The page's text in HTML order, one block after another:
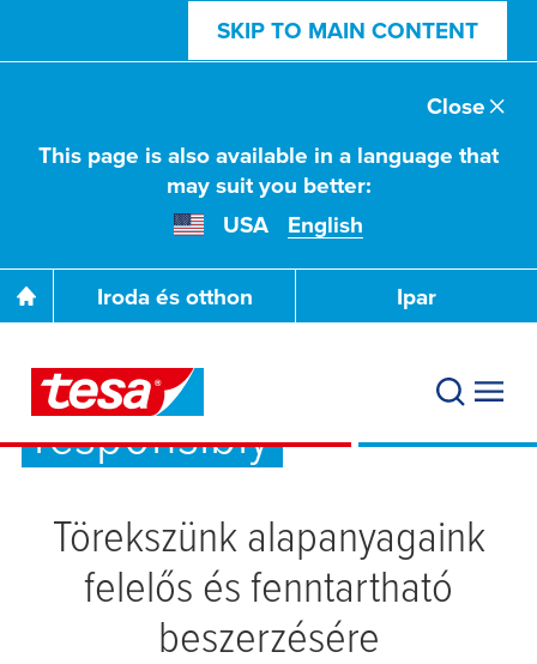
SKIP TO MAIN CONTENT
This page is also available in a language that
may suit you better:
USA
English
Close
Iroda és otthon Ipar
We do: Source
responsibly
Törekszünk alapanyagaink
felelős és fenntartható
beszerzésére